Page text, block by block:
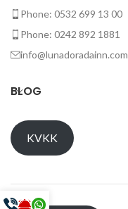
Phone: 0532 699 13 00
Phone: 0242 892 1881
info@lunadoradainn.com
BLOG
KVKK